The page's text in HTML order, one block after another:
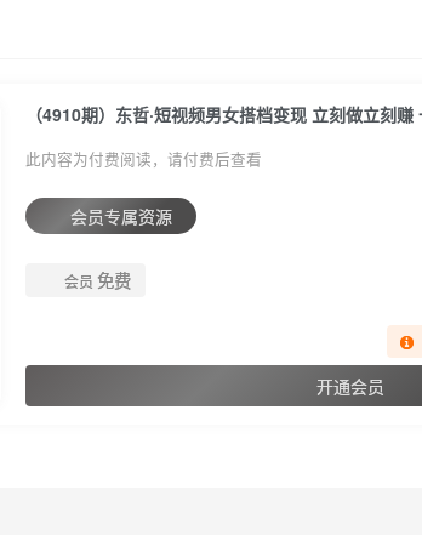
此内容为付费阅读，请付费后查看
会员专属资源
会员 免费
开通会员